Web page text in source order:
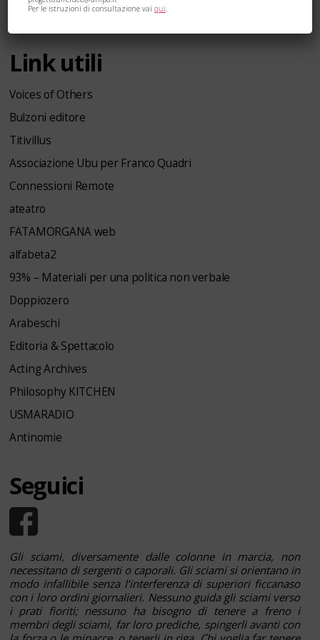
Termini e condizioni di utilizzo
Link utili
Voices of Others
Bulzoni editore
Titivillus
Associazione Ubu per Franco Quadri
Connessioni Remote
ateatro
FATAMORGANA web
alfabeta2
93% – Materiali per una politica non verbale
Doppiozero
Arabeschi
Editoria & Spettacolo
Acting Archives
Philosophy KITCHEN
USMARADIO
Antinomie
Seguici
Gli sciami, diversamente dalle colonne in marcia, non
necessitano di sergenti o caporali. Gli sciami si orientano in
modo infallibile senza l’interferenza di superiori ficcanaso
con i loro ordini giornalieri. Nessuno guida gli sciami verso
i prati fioriti; nessuno ha bisogno di tenere a freno i
membri degli sciami, far loro prediche, spingerli avanti con
Per le istruzioni di consultazione vaiqui